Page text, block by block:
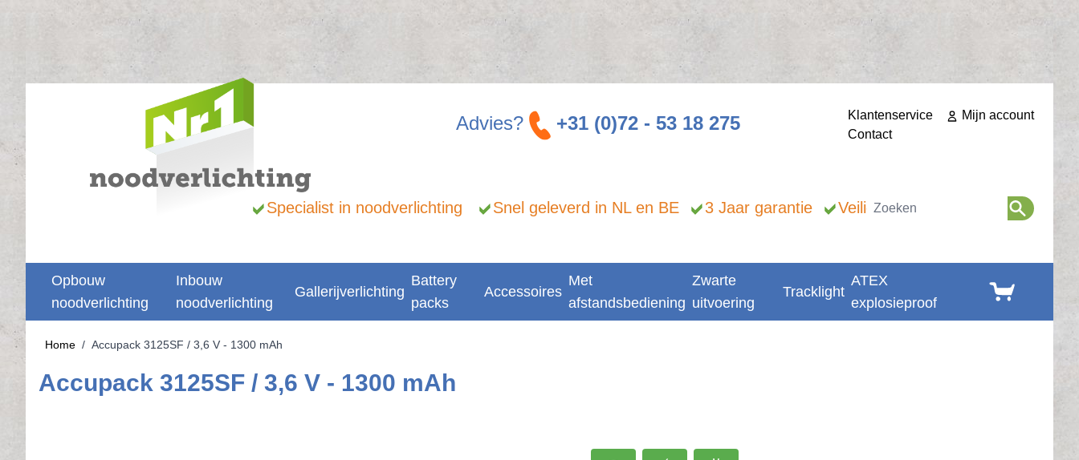
Ga naar de inhoud
Zoeken
Klantenservice
Mijn account
Contact
Advies? +31 (0)72 - 53 18 275
Specialist in noodverlichting Snel geleverd in NL en BE 3 Jaar garantie Veilig betalen
Opbouw
noodverlichting
Inbouw
noodverlichting
Gallerijverlichting
Battery
packs
Accessoires
Met
afstandsbediening
Zwarte
uitvoering
Tracklight
ATEX
explosieproof
Winkelwagen
Home / Accupack 3125SF / 3,6 V - 1300 mAh
Accupack 3125SF / 3,6 V - 1300 mAh